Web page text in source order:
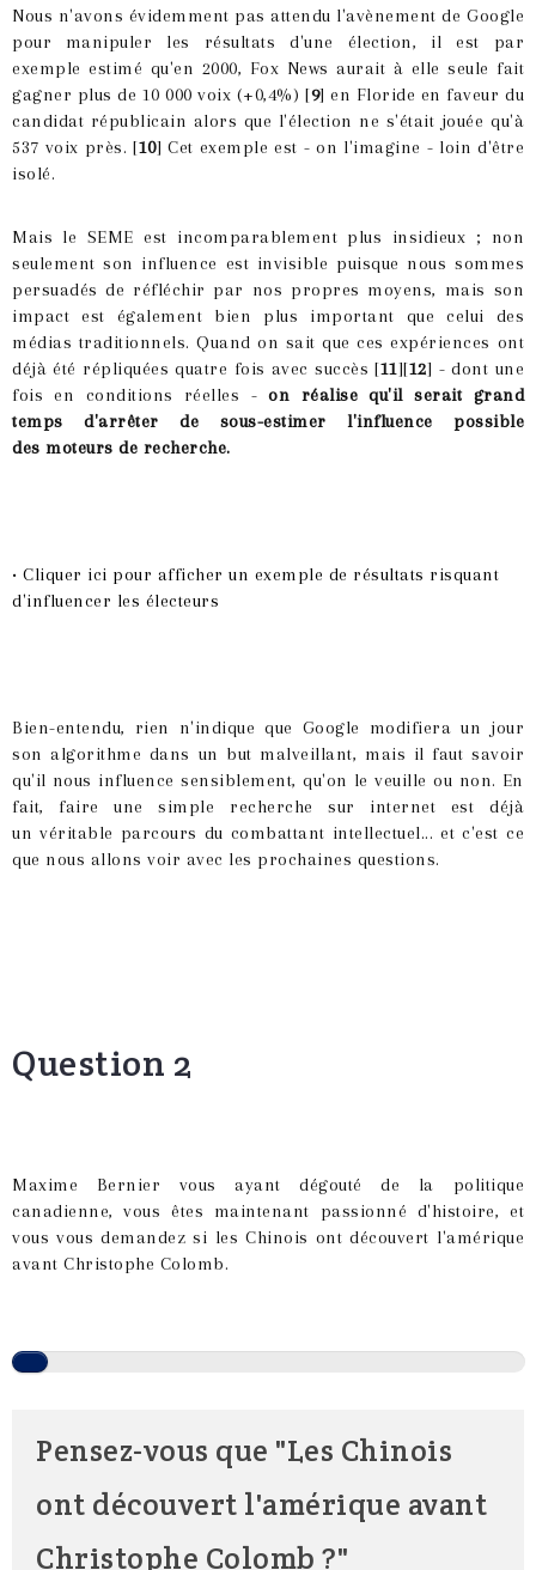
Nous n'avons évidemment pas attendu l'avènement de Google
pour manipuler les résultats d'une élection, il est par
exemple estimé qu'en 2000, Fox News aurait à elle seule fait
gagner plus de 10 000 voix (+0,4%) [9] en Floride en faveur du
candidat républicain alors que l'élection ne s'était jouée qu'à
537 voix près. [10] Cet exemple est - on l'imagine - loin d'être
isolé.
Mais le SEME est incomparablement plus insidieux ; non
seulement son influence est invisible puisque nous sommes
persuadés de réfléchir par nos propres moyens, mais son
impact est également bien plus important que celui des
médias traditionnels. Quand on sait que ces expériences ont
déjà été répliquées quatre fois avec succès [11][12] - dont une
fois en conditions réelles -on réalise qu'il serait grand
temps d'arrêter de sous-estimer l'influence possible
des moteurs de recherche.
• Cliquer ici pour afficher un exemple de résultats risquant
d'influencer les électeurs
Bien-entendu, rien n'indique que Google modifiera un jour
son algorithme dans un but malveillant, mais il faut savoir
qu'il nous influence sensiblement, qu'on le veuille ou non. En
fait, faire une simple recherche sur internet est déjà
un véritable parcours du combattant intellectuel... et c'est ce
que nous allons voir avec les prochaines questions.
Question 2
Maxime Bernier vous ayant dégouté de la politique
canadienne, vous êtes maintenant passionné d'histoire, et
vous vous demandez si les Chinois ont découvert l'amérique
avant Christophe Colomb.
Pensez-vous que "Les Chinois
ont découvert l'amérique avant
Christophe Colomb ?"